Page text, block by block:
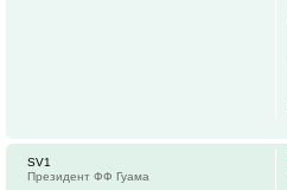
SV1
Президент ФФ Гуама